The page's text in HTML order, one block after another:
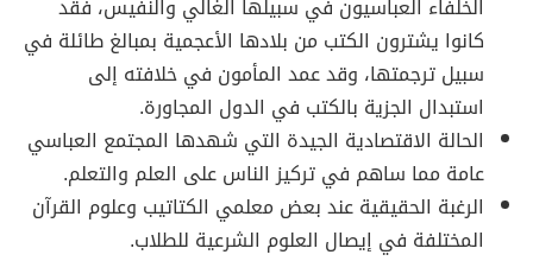
الخلفاء العباسيون في سبيلها الغالي والنفيس، فقد
كانوا يشترون الكتب من بلادها الأعجمية بمبالغ طائلة في
سبيل ترجمتها، وقد عمد المأمون في خلافته إلى
استبدال الجزية بالكتب في الدول المجاورة.
الحالة الاقتصادية الجيدة التي شهدها المجتمع العباسي
عامة مما ساهم في تركيز الناس على العلم والتعلم.
الرغبة الحقيقية عند بعض معلمي الكتاتيب وعلوم القرآن
المختلفة في إيصال العلوم الشرعية للطلاب.